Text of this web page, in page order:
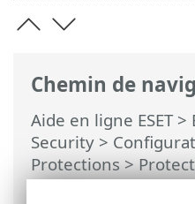
Chemin de
Aide en ligne ESET>
Security >
Protections>
réseau>Protection